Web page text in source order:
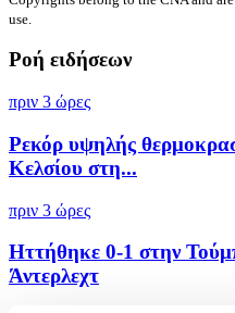
use.
Ροή ειδήσεων
πριν 3 ώρες
Ρεκόρ υψηλής
Κελσίου στη...
πριν 3 ώρες
Ηττήθηκε 0-1 στην
Άντερλεχτ